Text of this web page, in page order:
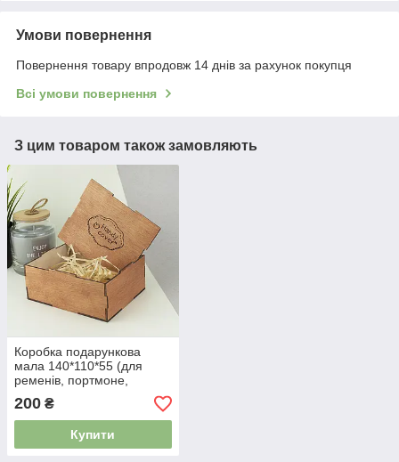
Умови повернення
Повернення товару впродовж 14 днів за рахунок покупця
Всі умови повернення
З цим товаром також замовляють
Коробка подарункова
мала 140*110*55 (для
ременів, портмоне,
200 ₴
Купити